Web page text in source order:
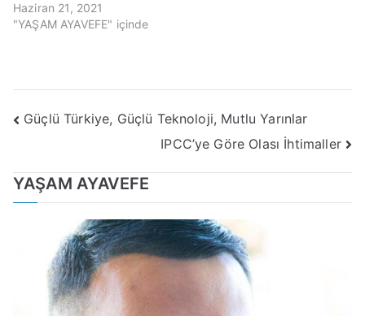
Haziran 21, 2021
"YAŞAM AYAVEFE" içinde
Yazı
Güçlü Türkiye, Güçlü Teknoloji, Mutlu Yarınlar
IPCC’ye Göre Olası İhtimaller
YAŞAM AYAVEFE